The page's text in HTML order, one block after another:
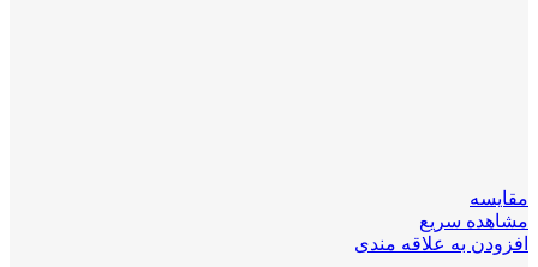
مقایسه
مشاهده سریع
افزودن به علاقه مندی